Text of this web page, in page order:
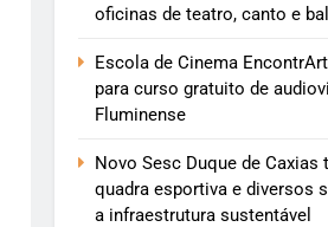
oficinas de teatro, canto e
Escola de Cinema
para curso gratuito de
Fluminense
Novo Sesc Duque de Caxias
quadra esportiva e diversos
a infraestrutura sustentável